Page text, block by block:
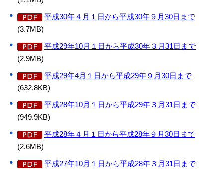
平成30年４月１日から平成30年９月30日まで
(3.7MB)
平成29年10月１日から平成30年３月31日まで
(2.9MB)
平成29年4月１日から平成29年９月30日まで
(632.8KB)
平成28年10月１日から平成29年３月31日まで
(949.9KB)
平成28年４月１日から平成28年９月30日まで
(2.6MB)
平成27年10月１日から平成28年３月31日まで